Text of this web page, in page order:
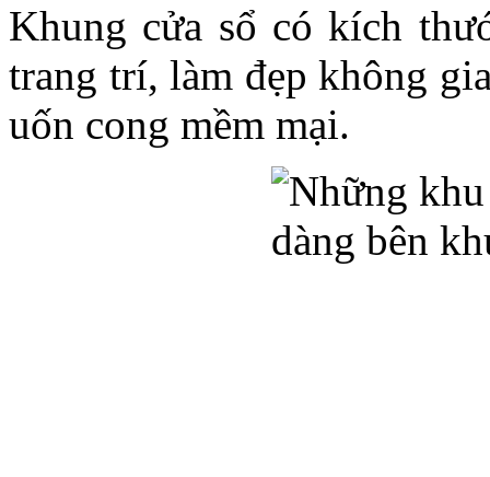
Khung cửa sổ có kích
trang trí, làm đẹp không
uốn cong mềm mại.